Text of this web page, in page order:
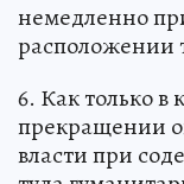
немедленно
расположении
6. Как только в
прекращении
власти при